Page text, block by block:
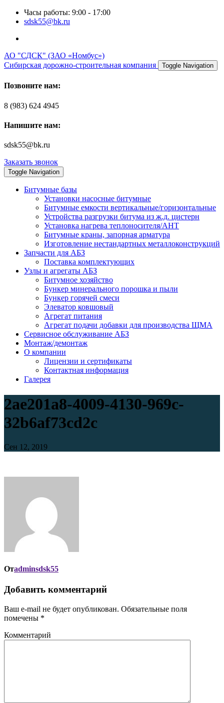
Часы работы: 9:00 - 17:00
sdsk55@bk.ru
АО "СДСК" (ЗАО «Номбус»)
Сибирская дорожно-строительная компания
Toggle Navigation
Позвоните нам:
8 (983) 624 4945
Напишите нам:
sdsk55@bk.ru
Заказать звонок
Toggle Navigation
Битумные базы
Установки насосные битумные
Битумные емкости вертикальные/горизонтальные
Устройства разгрузки битума из ж.д. цистерн
Установка нагрева теплоносителя/АНТ
Битумные краны, запорная арматура
Изготовление нестандартных металлоконструкций
Запчасти для АБЗ
Поставка комплектующих
Узлы и агрегаты АБЗ
Битумное хозяйство
Бункер минерального порошка и пыли
Бункер горячей смеси
Элеватор ковшовый
Агрегат питания
Агрегат подачи добавки для производства ЩМА
Сервисное обслуживание АБЗ
Монтаж/демонтаж
О компании
Лицензии и сертификаты
Контактная информация
Галерея
2ae201a8-4009-4130-969c-
32b6af73cd2c
Сен 12, 2019
Отadminsdsk55
Добавить комментарий
Ваш e-mail не будет опубликован. Обязательные поля
помечены *
Комментарий